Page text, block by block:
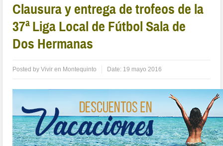
Clausura y entrega de trofeos de la
37ª Liga Local de Fútbol Sala de
Dos Hermanas
Posted byVivir en Montequinto Date: 19 mayo 2016